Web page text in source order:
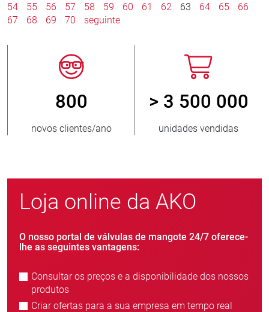
54
55 56 57 58 59 60 61 62 63 64 65
66
67
68 69 70 seguinte
800
novos clientes/ano
> 3 500 000
unidades vendidas
Loja online da AKO
O nosso portal de válvulas de mangote 24/7 oferece-
lhe as seguintes vantagens:
Consultar os preços e a disponibilidade dos nossos
produtos
Criar ofertas para a sua empresa em tempo real